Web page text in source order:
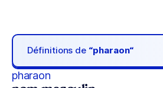
Définitions de “pharaon“
pharaon